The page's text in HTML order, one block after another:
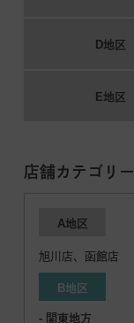
D地区
E地区
店舗カテゴリー
A地区
旭川店、函館店
B地区
- 関東地方